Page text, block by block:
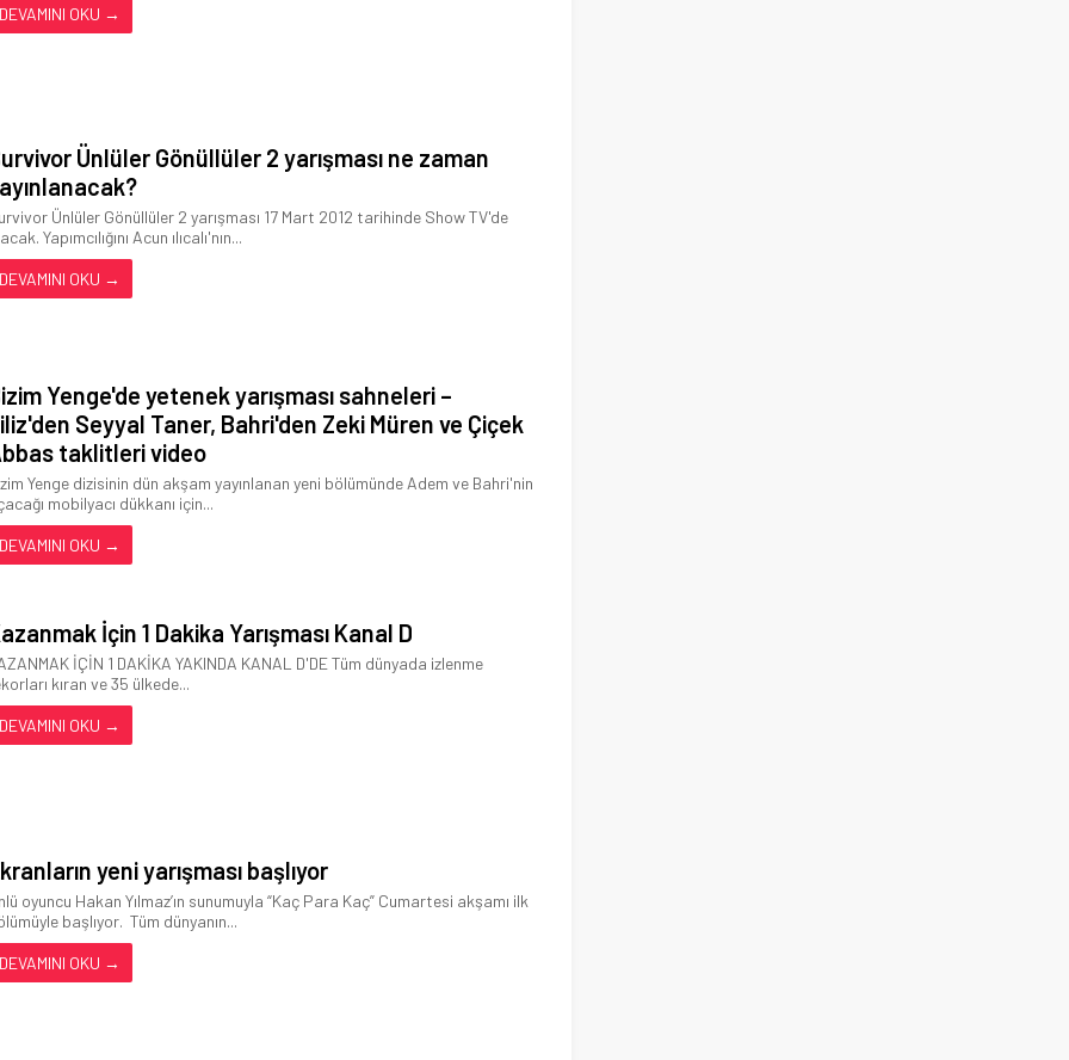
DEVAMINI OKU →
Ünlüler Gönüllüler 2 yarışması ne zaman
Ünlüler Gönüllüler 2 yarışması 17 Mart 2012 tarihinde Show TV'de
Yapımcılığını Acun ılıcalı'nın...
DEVAMINI OKU →
Yenge'de yetenek yarışması sahneleri –
Seyyal Taner, Bahri'den Zeki Müren ve Çiçek
taklitleri video
Yenge dizisinin dün akşam yayınlanan yeni bölümünde Adem ve Bahri'nin
mobilyacı dükkanı için...
DEVAMINI OKU →
İçin 1 Dakika Yarışması Kanal D
İÇİN 1 DAKİKA YAKINDA KANAL D'DE Tüm dünyada izlenme
kıran ve 35 ülkede...
DEVAMINI OKU →
yeni yarışması başlıyor
oyuncu Hakan Yılmaz’ın sunumuyla “Kaç Para Kaç” Cumartesi akşamı ilk
başlıyor. Tüm dünyanın...
DEVAMINI OKU →